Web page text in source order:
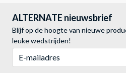
ALTERNATE nieuwsbrief
Blijf op de hoogte van nieuwe
leuke wedstrijden!